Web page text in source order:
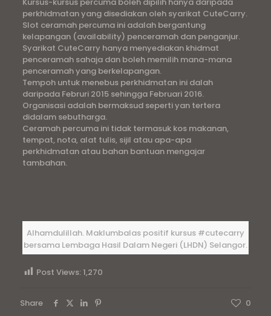
perkhidmatan yang disediakan oleh syarikat CuteCarry.
Slot ceramah percuma ini adalah bergantung
kelapangan (availability) penceramah dan penganjur.
Syarikat CuteCarry hanya menyediakan khidmat
penceramah sahaja dan boleh memilih mana-mana
penceramah yang berkelapangan.
Tempoh untuk menebus perkhidmatan ini dalah
daripada Februri 2015 sehingga Februari 2016.
Organisasi adalah bermaksud seperti yan tertera
didalam sebutharga.
Ceramah percuma ini tidak termasuk kos makanan,
tempat, nota, alat tulis, sijil atau apa-apa
perkhidmatan atau bahan bantuan mengajar
tambahan.
Alhamdulillah. Maklumbalas positif kursus #cutecarry
bersama Lembaga Hasil Dalam Negeri (LHDN) Selangor.
Post Views: 1,270
Share 0